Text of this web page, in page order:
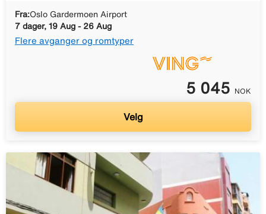
Fra:Oslo Gardermoen Airport
7 dager, 19 Aug - 26 Aug
Flere avganger og romtyper
5 045 NOK
Velg